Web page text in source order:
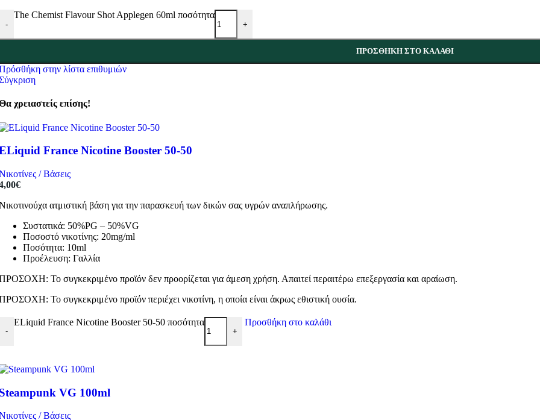
-
The Chemist Flavour Shot Applegen 60ml ποσότητα
+
ΠΡΟΣΘΉΚΗ ΣΤΟ ΚΑΛΆΘΙ
στην λίστα επιθυμιών
χρειαστείς επίσης!
France Nicotine Booster 50-50
/ Βάσεις
€
ατμιστική βάση για την παρασκευή των δικών σας υγρών αναπλήρωσης.
Συστατικά: 50%PG – 50%VG
Ποσοστό νικοτίνης: 20mg/ml
Ποσότητα: 10ml
Προέλευση: Γαλλία
Το συγκεκριμένο προϊόν δεν προορίζεται για άμεση χρήση. Απαιτεί περαιτέρω επεξεργασία και αραίωση.
Το συγκεκριμένο προϊόν περιέχει νικοτίνη, η οποία είναι άκρως εθιστική ουσία.
-
ELiquid France Nicotine Booster 50-50 ποσότητα
+
Προσθήκη στο καλάθι
VG 100ml
/ Βάσεις